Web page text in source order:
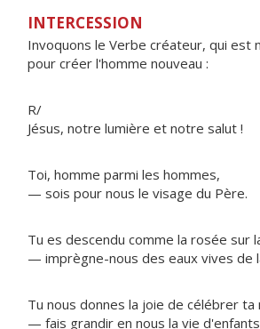
INTERCESSION
Invoquons le Verbe créateur, qui est
pour créer l'homme nouveau :
R/
Jésus, notre lumière et notre salut !
Toi, homme parmi les hommes,
— sois pour nous le visage du Père.
Tu es descendu comme la rosée sur
— imprègne-nous des eaux vives de
Tu nous donnes la joie de célébrer ta
— fais grandir en nous la vie